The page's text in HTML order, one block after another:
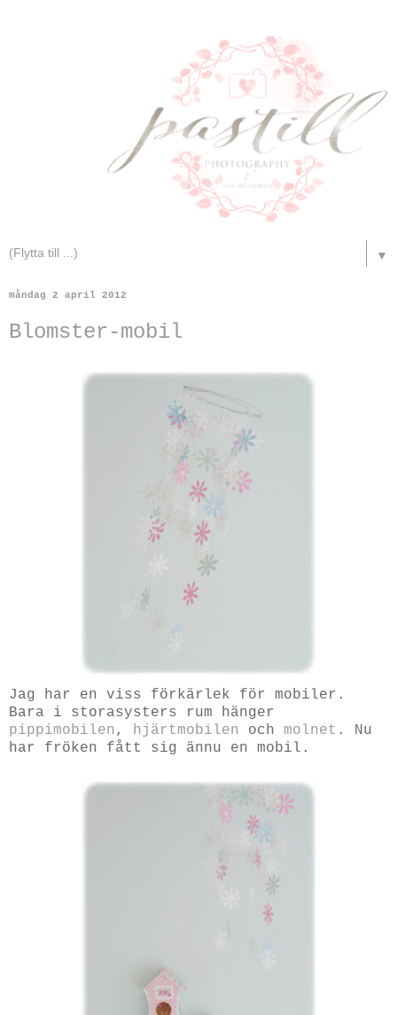
▼
måndag 2 april 2012
Blomster-mobil
Jag har en viss förkärlek för mobiler.
Bara i storasysters rum hänger
pippimobilen , hjärtmobilen och molnet . Nu
har fröken fått sig ännu en mobil.